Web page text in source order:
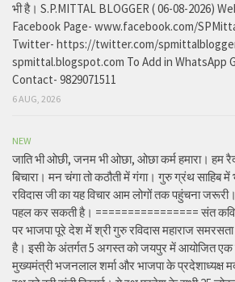
भी है। S.P.MITTAL BLOGGER ( 06-08-2026)
Facebook Page- www.facebook.com/
Twitter- https://twitter.com/
spmittal.blogspot.com To Add in WhatsApp
Contact- 9829071511
6 AUG, 2026
NEW
जाति भी ओछी, जनम भी ओछा, ओछा कर्म हमारा। हम
बिचारा। मन चंगा तो कठौती में गंगा। गुरु ग्रंथ साहिब
रविदास जी का यह विचार आम लोगों तक पहुंचना
पहल कर सकती है। ================ संत कवि
पर भाजपा पूरे देश में श्री गुरु रविदास महाराज
है। इसी के अंतर्गत 5 अगस्त को जयपुर में आयोजित एक
मुख्यमंत्री भजनलाल शर्मा और भाजपा के प्रदेशाध्यक्ष